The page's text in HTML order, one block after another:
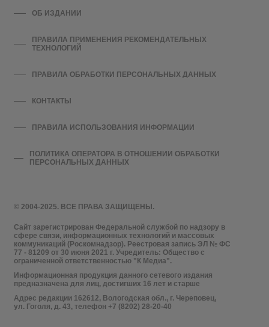
© 2004-2025. ВСЕ ПРАВА ЗАЩИЩЕНЫ.
Сайт зарегистрирован Федеральной службой по надзору в
сфере связи, информационных технологий и массовых
коммуникаций (Роскомнадзор). Реестровая запись ЭЛ № ФС
77 - 81209 от 30 июня 2021 г. Учредитель: Общество с
ограниченной ответственностью "К Медиа".
Информационная продукция данного сетевого издания
предназначена для лиц, достигших 16 лет и старше
Адрес редакции 162612, Вологодская обл., г. Череповец,
ул. Гоголя, д. 43, телефон +7 (8202) 28-20-40
ОБ ИЗДАНИИ
ПРАВИЛА ПРИМЕНЕНИЯ РЕКОМЕНДАТЕЛЬНЫХ
ТЕХНОЛОГИЙ
ПРАВИЛА ОБРАБОТКИ ПЕРСОНАЛЬНЫХ ДАННЫХ
КОНТАКТЫ
ПРАВИЛА ИСПОЛЬЗОВАНИЯ ИНФОРМАЦИИ
ПОЛИТИКА ОПЕРАТОРА В ОТНОШЕНИИ ОБРАБОТКИ
ПЕРСОНАЛЬНЫХ ДАННЫХ